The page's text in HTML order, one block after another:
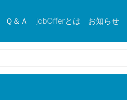
Ｑ＆Ａ JobOfferとは お知らせ